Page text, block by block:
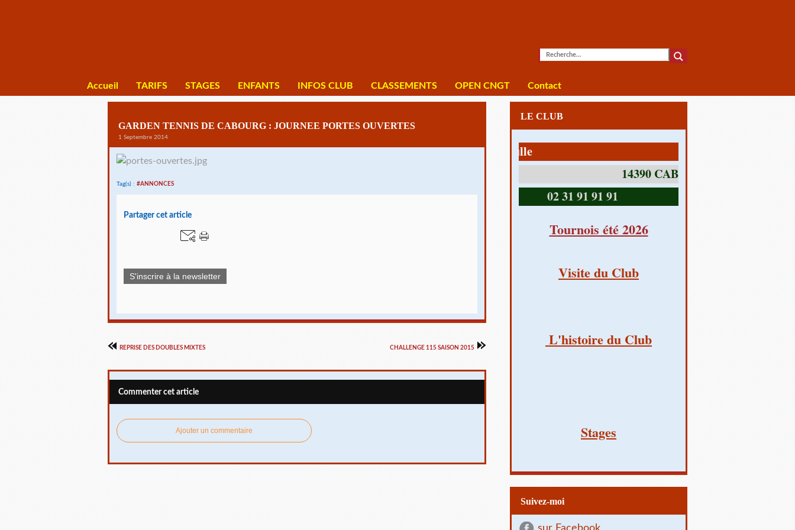
Accueil TARIFS STAGES ENFANTS INFOS CLUB CLASSEMENTS OPEN CNGT Contact
GARDEN TENNIS DE CABOURG : JOURNEE PORTES OUVERTES
1 Septembre 2014
Tag(s) : #ANNONCES
Partager cet article
S'inscrire à la newsletter
REPRISE DES DOUBLES MIXTES CHALLENGE 115 SAISON 2015
Commenter cet article
Ajouter un commentaire
LE CLUB
14390 CABOURG
02 31 91 91 91
Tournois été 2026
Visite du Club
L'histoire du Club
Stages
Suivez-moi
sur Facebook